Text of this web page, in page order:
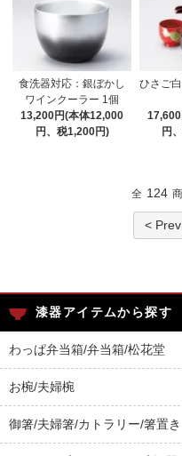
食洗器対応：銀ぼかし
ワインクーラー 1個
13,200円(本体12,000
円、税1,200円)
ひさご
円
全 124
< Prev
漆器アイテムから探す
わっぱ弁当箱/弁当箱/松花堂
お椀/夫婦椀
御箸/夫婦箸/カトラリー/箸置き